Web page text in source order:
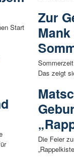
Start
Zur
Das zeigt
Die Feier